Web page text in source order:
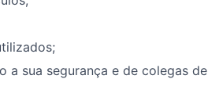
a sua segurança e de colegas de